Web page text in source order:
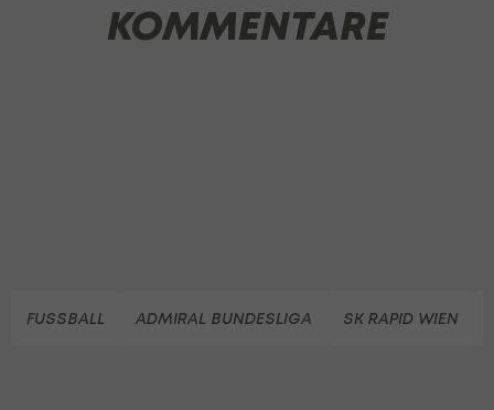
KOMMENTARE
FUSSBALL ADMIRAL BUNDESLIGA SK RAPID WIEN